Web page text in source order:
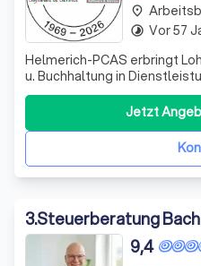
Helmerich-PCAS erbringt
u. Buchhaltung in Dienstleistung. Sie haben bei uns
einen festen
Telefax oder eMailJetzt
place
timelapse Vor 57
3.Steuerberatung
9,4